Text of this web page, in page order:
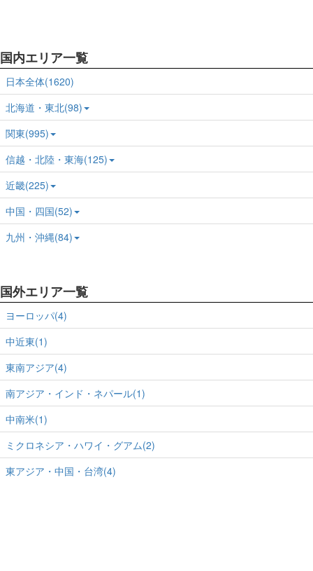
国内エリア一覧
日本全体(1620)
北海道・東北(98)
関東(995)
信越・北陸・東海(125)
近畿(225)
中国・四国(52)
九州・沖縄(84)
国外エリア一覧
ヨーロッパ(4)
中近東(1)
東南アジア(4)
南アジア・インド・ネパール(1)
中南米(1)
ミクロネシア・ハワイ・グアム(2)
東アジア・中国・台湾(4)